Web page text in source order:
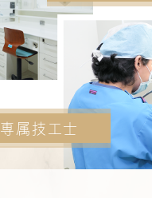
専属技工士